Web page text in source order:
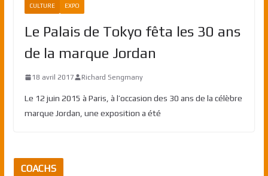
CULTURE EXPO
Le Palais de Tokyo fêta les 30 ans
de la marque Jordan
18 avril 2017 Richard Sengmany
Le 12 juin 2015 à Paris, à l’occasion des 30 ans de la célèbre
marque Jordan, une exposition a été
COACHS